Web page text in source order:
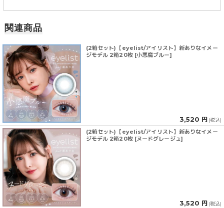
関連商品
(2箱セット)【eyelist/アイリスト】新ありなイメー
ジモデル 2箱20枚 [小悪魔ブルー]
3,520 円 (税込)
(2箱セット)【eyelist/アイリスト】新ありなイメー
ジモデル 2箱20枚 [ヌードグレージュ]
3,520 円 (税込)